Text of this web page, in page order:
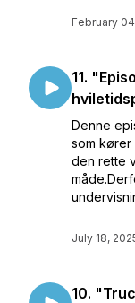
February
11.
Denne
som kører
den rette
July 18,
10.